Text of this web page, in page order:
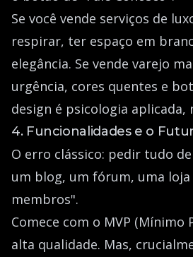
Se você vende serviços de
respirar, ter espaço em
elegância. Se vende varejo
urgência, cores quentes e
design é psicologia aplicada,
4. Funcionalidades e o
O erro clássico: pedir tudo
um blog, um fórum, uma loja
membros".
Comece com o MVP (Mínimo
alta qualidade. Mas,